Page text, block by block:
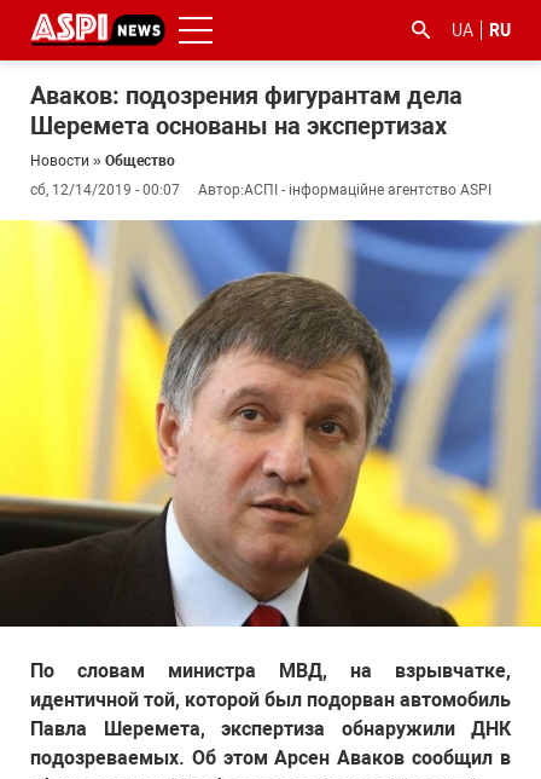
UA RU
Аваков: подозрения фигурантам дела
Шеремета основаны на экспертизах
Новости » Общество
сб, 12/14/2019 - 00:07
Автор:АСПІ - інформаційне агентство ASPI
По словам министра МВД, на взрывчатке,
идентичной той, которой был подорван автомобиль
Павла Шеремета, экспертиза обнаружили ДНК
подозреваемых. Об этом Арсен Аваков сообщил в
#боротьба
корупцією
#гфс #Киев #коронавірус